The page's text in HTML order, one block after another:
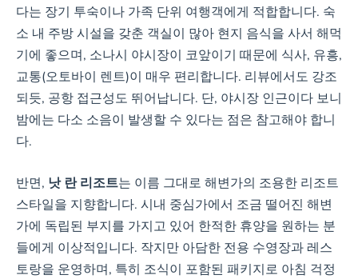
다는 장기 투숙이나 가족 단위 여행객에게 적합합니다. 숙
소 내 주방 시설을 갖춘 객실이 많아 현지 음식을 사서 해먹
기에 좋으며, 소나시 야시장이 코앞이기 때문에 식사, 유흥,
교통(오토바이 렌트)이 매우 편리합니다. 리뷰에서도 강조
되듯, 공항 접근성도 뛰어납니다. 단, 야시장 인근이다 보니
밤에는 다소 소음이 발생할 수 있다는 점은 참고해야 합니
다.
반면, 낫 란 리조트는 이름 그대로 해변가의 조용한 리조트
스타일을 지향합니다. 시내 중심가에서 조금 떨어진 해변
가에 독립된 부지를 가지고 있어 한적한 휴양을 원하는 분
들에게 이상적입니다. 작지만 아담한 전용 수영장과 레스
토랑을 운영하며, 특히 조식이 포함된 패키지로 아침 걱정